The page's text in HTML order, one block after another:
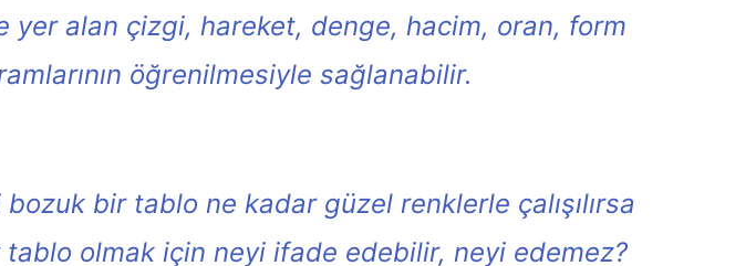
alan çizgi, hareket, denge, hacim, oran, form
öğrenilmesiyle sağlanabilir.
bir tablo ne kadar güzel renklerle çalışılırsa
tablo olmak için neyi ifade edebilir, neyi edemez?